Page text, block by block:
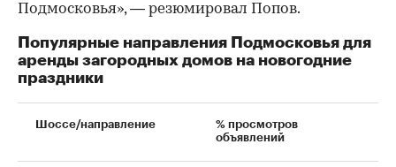
Подмосковья», — резюмировал Попов.
Популярные направления Подмосковья для
аренды загородных домов на новогодние
праздники
Шоссе/направление
% просмотров
объявлений